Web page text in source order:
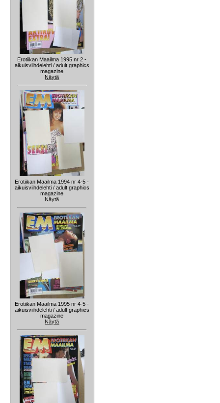
Erotiikan Maailma 1995 nr 2 -
aikuisviihdelehti / adult graphics
magazine
Näytä
Erotiikan Maailma 1994 nr 4-5 -
aikuisviihdelehti / adult graphics
magazine
Näytä
Erotiikan Maailma 1995 nr 4-5 -
aikuisviihdelehti / adult graphics
magazine
Näytä